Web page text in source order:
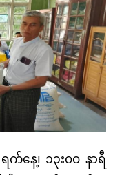
နေ့၊ ၁၃း၀၀ နာရီ